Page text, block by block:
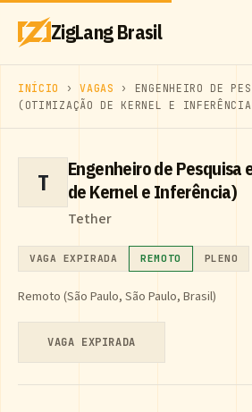
ZigLang Brasil
INÍCIO ›VAGAS
› ENGENHEIRO DE
(OTIMIZAÇÃO DE KERNEL E
T
Engenheiro de Pesquisa
de Kernel e Inferência)
Tether
VAGA EXPIRADA REMOTO PLENO
Remoto (São Paulo, São Paulo, Brasil)
VAGA EXPIRADA